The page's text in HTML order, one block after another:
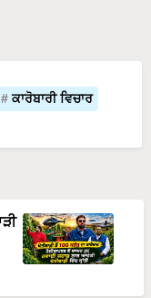
ਕਾਰੋਬਾਰੀ ਵਿਚਾਰ